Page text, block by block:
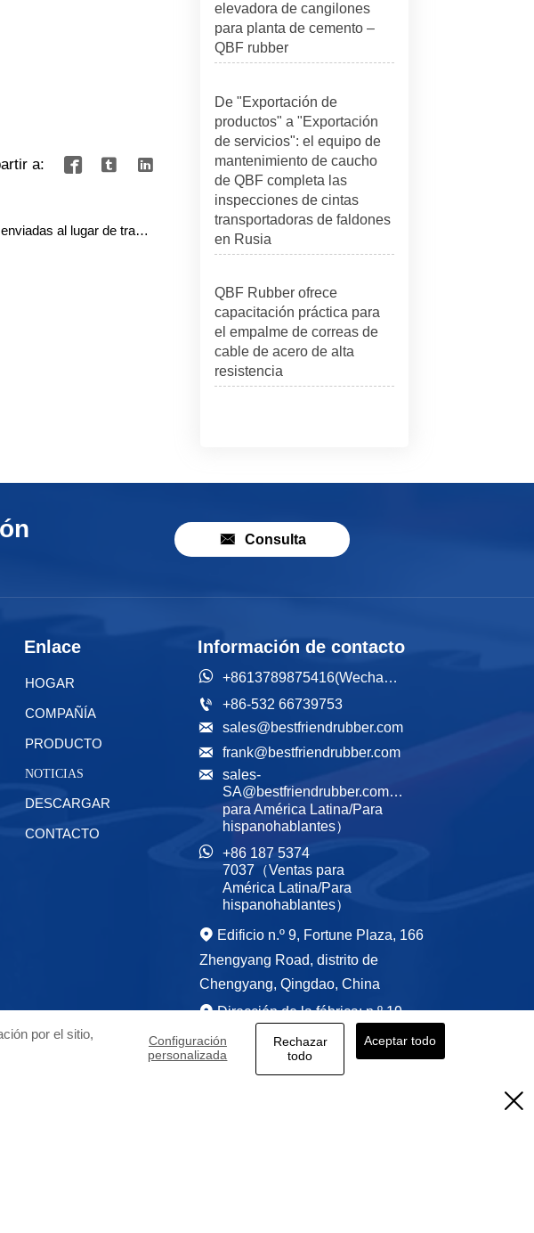
a:   
al lugar de trabajo en Japón
elevadora de cangilones
para planta de cemento –
QBF rubber
De "Exportación de
productos" a "Exportación
de servicios": el equipo de
mantenimiento de caucho
de QBF completa las
inspecciones de cintas
transportadoras de faldones
en Rusia
QBF Rubber ofrece
capacitación práctica para
el empalme de correas de
cable de acero de alta
resistencia
 Consulta
Enlace
HOGAR
COMPAÑÍA
PRODUCTO
NOTICIAS
DESCARGAR
CONTACTO
Información de contacto
 +8613789875416(Wechat/WhatsApp)
 +86-532 66739753
 sales@bestfriendrubber.com
 frank@bestfriendrubber.com

sales-
SA@bestfriendrubber.com（Ventas
para América Latina/Para
hispanohablantes）

+86 187 5374
7037（Ventas para
América Latina/Para
hispanohablantes）
 Edificio n.º 9, Fortune Plaza, 166
Zhengyang Road, distrito de
Chengyang, Qingdao, China
Dirección de la fábrica: n.º 19
Haikang Road, parque industrial
Greencity, ciudad de Haiyang,

por el sitio,
Configuración
personalizada
Rechazar
todo
Aceptar todo